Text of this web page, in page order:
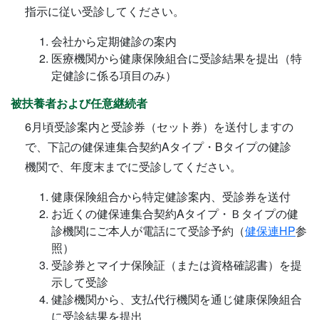
指示に従い受診してください。
会社から定期健診の案内
医療機関から健康保険組合に受診結果を提出（特
定健診に係る項目のみ）
被扶養者および任意継続者
6月頃受診案内と受診券（セット券）を送付しますの
で、下記の健保連集合契約Aタイプ・Bタイプの健診
機関で、年度末までに受診してください。
健康保険組合から特定健診案内、受診券を送付
お近くの健保連集合契約Aタイプ・Ｂタイプの健
診機関にご本人が電話にて受診予約（健保連HP参
照）
受診券とマイナ保険証（または資格確認書）を提
示して受診
健診機関から、支払代行機関を通じ健康保険組合
に受診結果を提出